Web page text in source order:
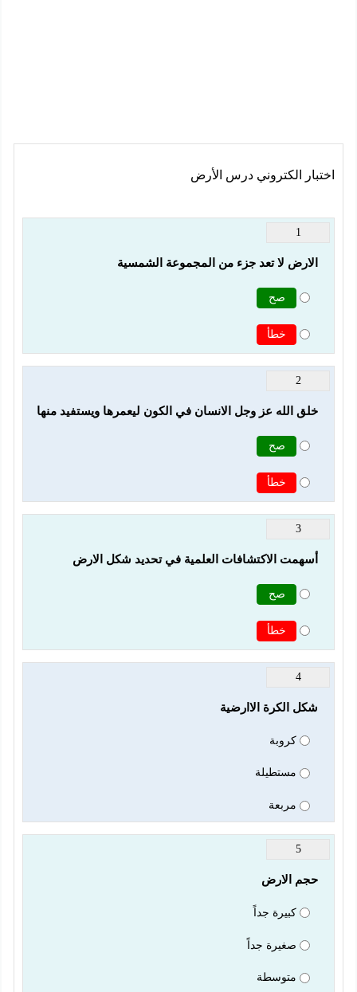
اختبار الكتروني درس الأرض
1
الارض لا تعد جزء من المجموعة الشمسية
صح
خطأ
2
خلق الله عز وجل الانسان في الكون ليعمرها ويستفيد منها
صح
خطأ
3
أسهمت الاكتشافات العلمية في تحديد شكل الارض
صح
خطأ
4
شكل الكرة الاارضية
كروبة
مستطيلة
مربعة
5
حجم الارض
كبيرة جداً
صغيرة جداً
متوسطة